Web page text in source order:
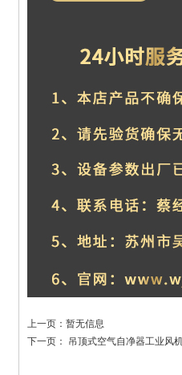
上一页：暂无信息
下一页： 吊顶式空气自净器工业风